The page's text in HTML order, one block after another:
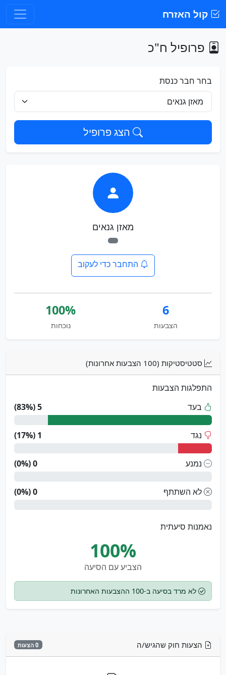
קול האזרח
פרופיל ח"כ
בחר חבר כנסת
הצג פרופיל
מאזן גנאים
התחבר כדי לעקוב
6
הצבעות
100%
נוכחות
סטטיסטיקות (100 הצבעות אחרונות)
התפלגות הצבעות
בעד
5 (83%)
נגד 1 (17%)
נמנע 0 (0%)
לא השתתף 0 (0%)
נאמנות סיעתית
100%
הצביע עם הסיעה
לא מרד בסיעה ב-100 ההצבעות האחרונות
הצעות חוק שהגיש/ה 0 הצעות